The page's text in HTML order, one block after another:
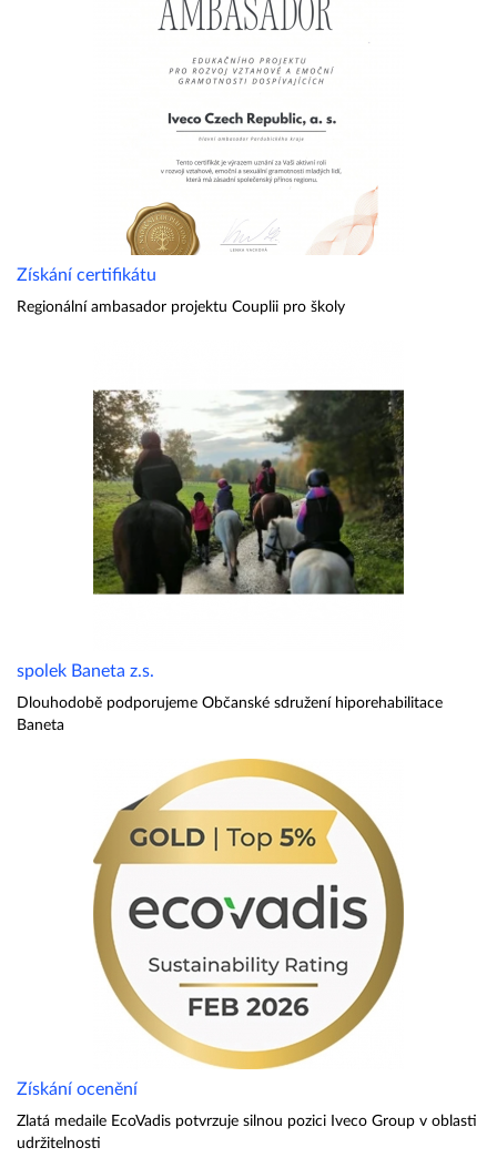
Získání certifikátu
Regionální ambasador projektu Couplii pro školy
spolek Baneta z.s.
Dlouhodobě podporujeme Občanské sdružení hiporehabilitace
Baneta
Získání ocenění
Zlatá medaile EcoVadis potvrzuje silnou pozici Iveco Group v oblasti
udržitelnosti